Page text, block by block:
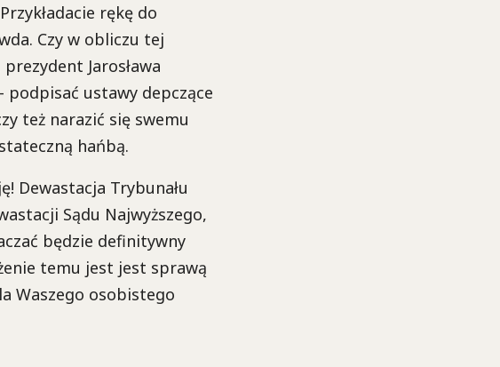
rękę do
Czy w obliczu tej
Jarosława
ustawy depczące
też narazić się swemu
hańbą.
Dewastacja Trybunału
Sądu Najwyższego,
będzie definitywny
temu jest jest sprawą
Waszego osobistego